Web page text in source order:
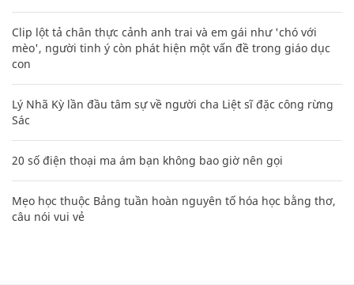
Clip lột tả chân thực cảnh anh trai và em gái như 'chó với
mèo', người tinh ý còn phát hiện một vấn đề trong giáo dục
con
Lý Nhã Kỳ lần đầu tâm sự về người cha Liệt sĩ đặc công rừng
Sác
20 số điện thoại ma ám bạn không bao giờ nên gọi
Mẹo học thuộc Bảng tuần hoàn nguyên tố hóa học bằng thơ,
câu nói vui vẻ